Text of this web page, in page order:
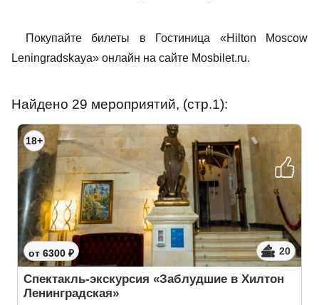
Покупайте билеты в Гостиница «Hilton Moscow
Leningradskaya» онлайн на сайте Mosbilet.ru.
Найдено 29 мероприятий, (стр.1):
18+
от 6300 ₽ 20
Спектакль-экскурсия «Заблудшие в Хилтон
Ленинградская»